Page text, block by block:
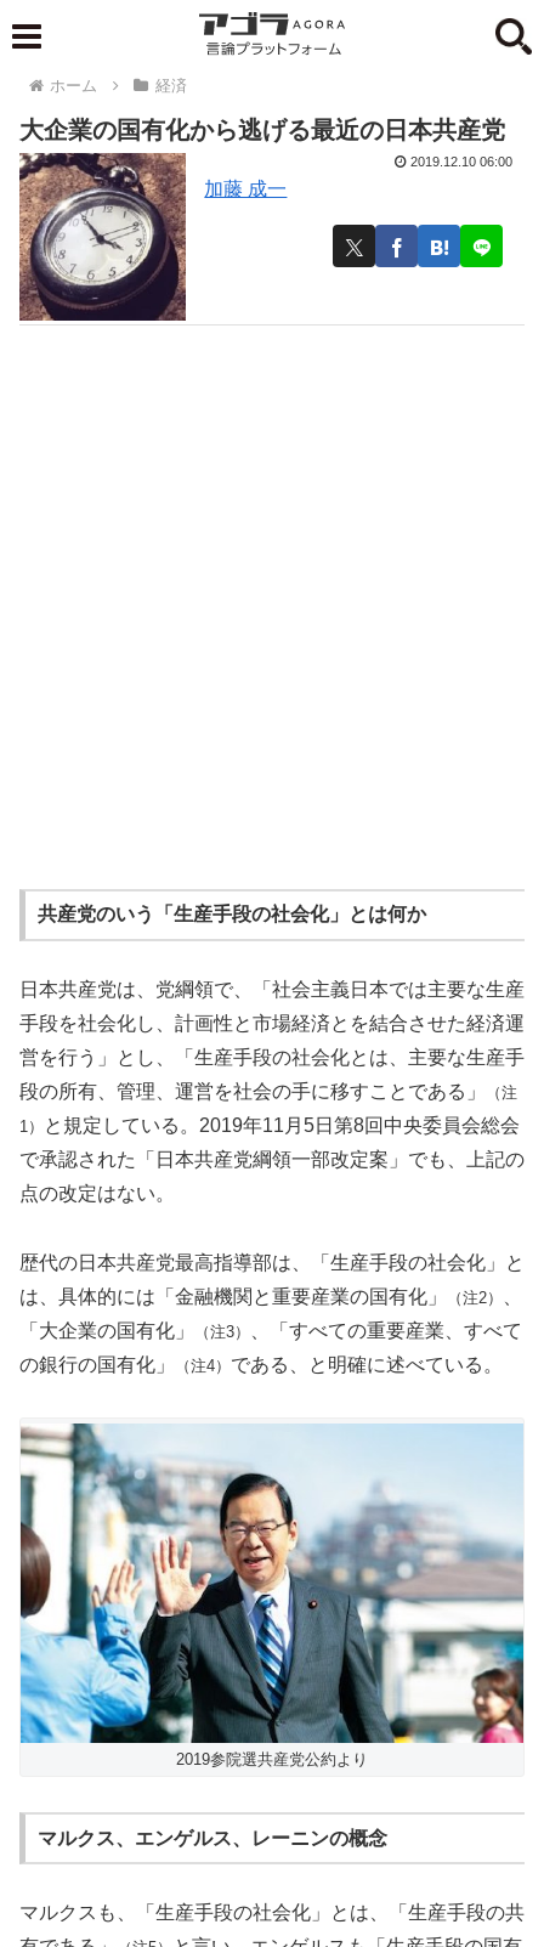
ホーム 経済
大企業の国有化から逃げる最近の日本共産党
加藤 成一
2019.12.10 06:00
共産党のいう「生産手段の社会化」とは何か
日本共産党は、党綱領で、「社会主義日本では主要な生産
手段を社会化し、計画性と市場経済とを結合させた経済運
営を行う」とし、「生産手段の社会化とは、主要な生産手
段の所有、管理、運営を社会の手に移すことである」
（注
1）
と規定している。2019年11月5日第8回中央委員会総会
で承認された「日本共産党綱領一部改定案」でも、上記の
点の改定はない。
歴代の日本共産党最高指導部は、「生産手段の社会化」と
は、具体的には「金融機関と重要産業の国有化」
（注2）
「大企業の国有化」
（注3）
、「すべての重要産業、すべて
の銀行の国有化」
（注4） である、と明確に述べている。
2019参院選共産党公約より
マルクス、エンゲルス、レーニンの概念
マルクスも、「生産手段の社会化」とは、「生産手段の共